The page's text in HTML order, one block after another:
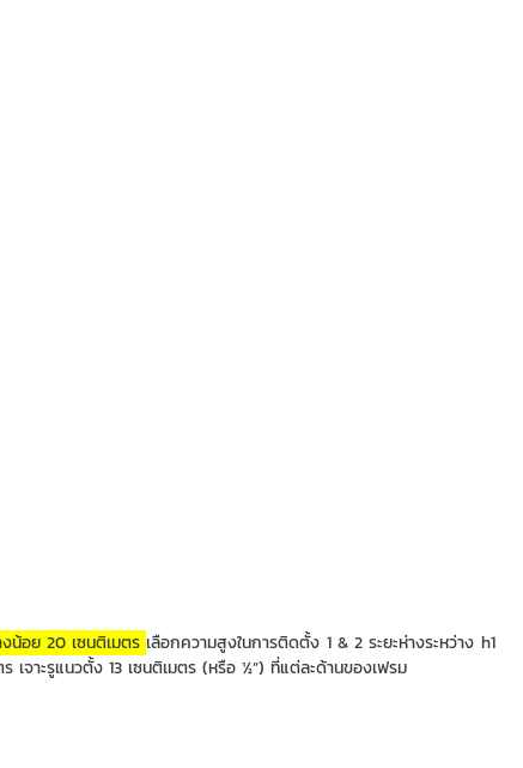
น้อย 20 เซนติเมตร เลือกความสูงในการติดตั้ง 1 & 2 ระยะห่างระหว่าง h1
จาะรูแนวตั้ง 13 เซนติเมตร (หรือ ½”) ที่แต่ละด้านของเฟรม